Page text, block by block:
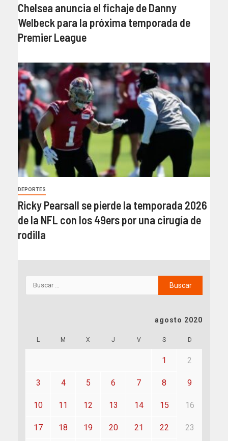
Chelsea anuncia el fichaje de Danny
Welbeck para la próxima temporada de
Premier League
DEPORTES
Ricky Pearsall se pierde la temporada 2026
de la NFL con los 49ers por una cirugía de
rodilla
agosto 2020
L M X J V S D
1 2
3 4 5 6 7 8 9
10 11 12 13 14 15 16
17 18 19 20 21 22 23